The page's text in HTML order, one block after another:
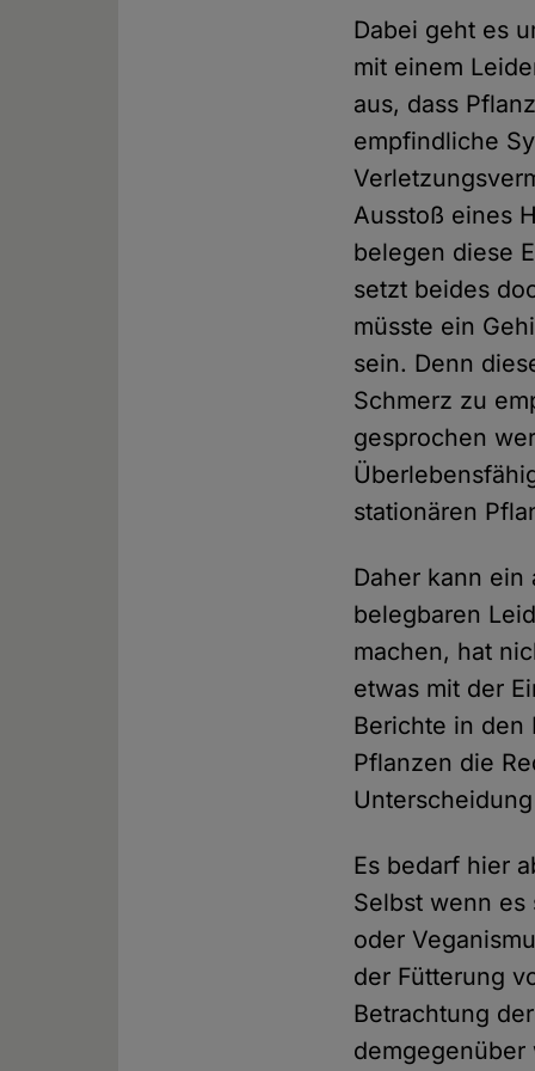
Dabei geht es
mit einem
aus, dass
empfindliche
Ausstoß eines
belegen diese
setzt beides
müsste ein
sein. Denn
Schmerz zu
gesprochen
stationären
Daher kann
belegbaren
machen, hat
etwas mit der
Berichte in den
Pflanzen die
Es bedarf hier
Selbst wenn
oder
der Fütterung
Betrachtung